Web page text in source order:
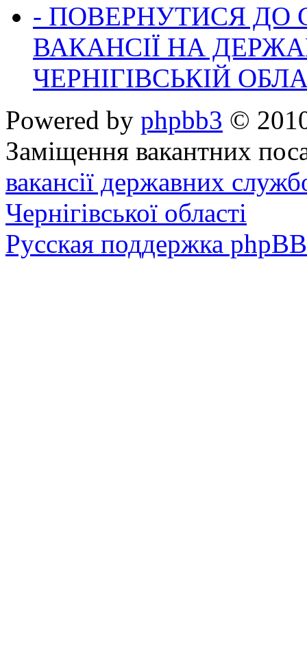
- ПОВЕРНУТИСЯ ДО
ВАКАНСІЇ НА
ЧЕРНІГІВСЬКІЙ
Powered by phpbb3 ©
Заміщення вакантних
вакансії державних
Чернігівської області
Русская поддержка phpBB